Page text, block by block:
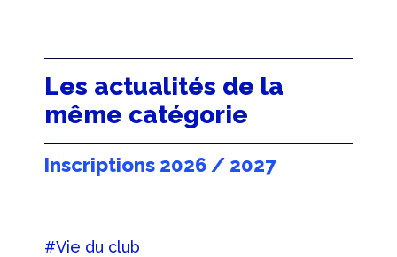
Les actualités de la
même catégorie
Inscriptions 2026 / 2027
#Vie du club